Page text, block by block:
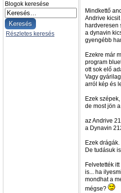
Blogok keresése
Részletes keresés
Mindkettő
Andrive
hardveresen
a dynavin
gyengébb
Ezekre már
program
ott sok elő
Vagy
arról kép és
Ezek
de most jön
az Andrive
a Dynavin
Ezek drágák.
De tudásuk
Felvetették
is... ha
mondhat a
mégse?